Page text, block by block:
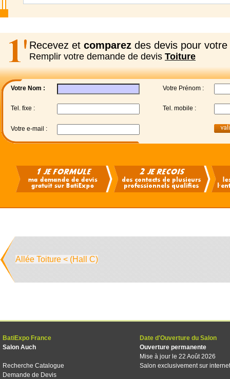
Recevez et comparez des devis pour votre
Remplir votre demande de devis Toiture
Votre Nom : Votre Prénom :
Tel. fixe : Tel. mobile :
Votre e-mail :
Allée Toiture < (Hall C)
BatiExpo France
Salon Auch
Recherche Catalogue
Demande de Devis
Date d'Ouverture du Salon
Ouverture permanente
Mise à jour le 22 Août 2026
Salon exclusivement sur internet